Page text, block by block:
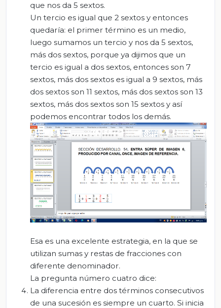
que nos da 5 sextos.
Un tercio es igual que 2 sextos y entonces
quedaría: el primer término es un medio,
luego sumamos un tercio y nos da 5 sextos,
más dos sextos, porque ya dijimos que un
tercio es igual a dos sextos, entonces son 7
sextos, más dos sextos es igual a 9 sextos, más
dos sextos son 11 sextos, más dos sextos son 13
sextos, más dos sextos son 15 sextos y así
podemos encontrar todos los demás.
Esa es una excelente estrategia, en la que se
utilizan sumas y restas de fracciones con
diferente denominador.
La pregunta número cuatro dice:
La diferencia entre dos términos consecutivos
de una sucesión es siempre un cuarto. Si inicia